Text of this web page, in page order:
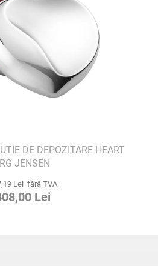
DE DEPOZITARE HEART
JENSEN
Lei fără TVA
Lei